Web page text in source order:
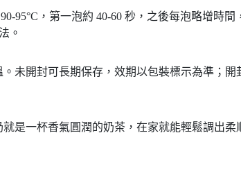
95°C，第一泡約 40-60 秒，之後每泡略增時
。
未開封可長期保存，效期以包裝標示為準；
是一杯香氣圓潤的奶茶，在家就能輕鬆調出柔